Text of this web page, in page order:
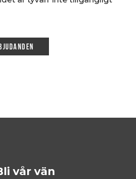
vår vän